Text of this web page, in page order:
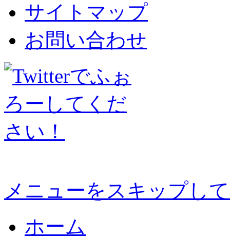
サイトマップ
お問い合わせ
メニューをスキップし
ホーム